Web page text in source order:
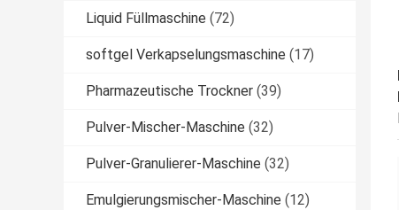
Liquid Füllmaschine (72)
softgel Verkapselungsmaschine (17)
Pharmazeutische Trockner (39)
Pulver-Mischer-Maschine (32)
Pulver-Granulierer-Maschine (32)
Emulgierungsmischer-Maschine (12)